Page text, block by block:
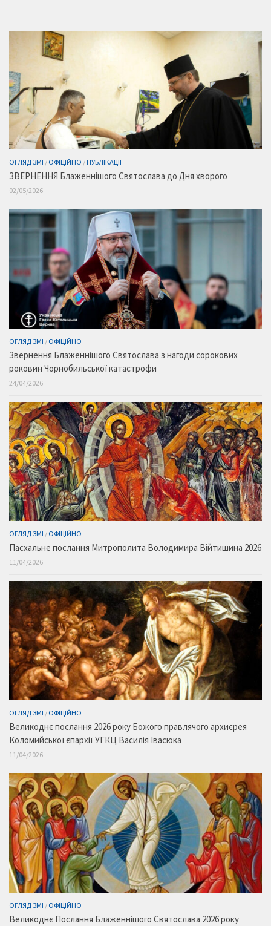
ОГЛЯД ЗМІ / ОФІЦІЙНО /ПУБЛІКАЦІЇ
ЗВЕРНЕННЯ Блаженнішого Святослава до Дня хворого
02/05/2026
ОГЛЯД ЗМІ / ОФІЦІЙНО
Звернення Блаженнішого Святослава з нагоди сорокових
роковин Чорнобильської катастрофи
24/04/2026
ОГЛЯД ЗМІ / ОФІЦІЙНО
Пасхальне послання Митрополита Володимира Війтишина 2026
11/04/2026
ОГЛЯД ЗМІ / ОФІЦІЙНО
Великоднє послання 2026 року Божого правлячого архиєрея
Коломийської єпархії УГКЦ Василія Івасюка
11/04/2026
ОГЛЯД ЗМІ / ОФІЦІЙНО
Великоднє Послання Блаженнішого Святослава 2026 року